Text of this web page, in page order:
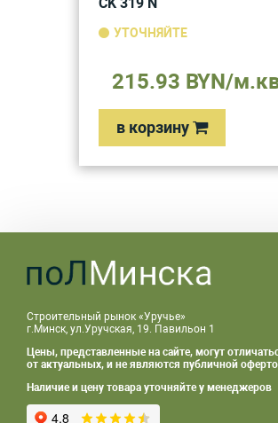
УТОЧНЯЙТЕ
215.93 BYN/
в корзину
Строительный рынок «Уручье»
г.Минск, ул.Уручская, 19. Павильон 1
Цены, представленные на сайте, могут
от актуальных, и не являются публичной
Наличие и цену товара уточняйте у менеджеров